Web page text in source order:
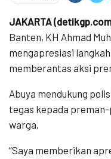
JAKARTA
Banten, KH Ahmad
mengapresiasi
memberantas aksi
Abuya mendukung
tegas kepada
warga.
“Saya memberikan